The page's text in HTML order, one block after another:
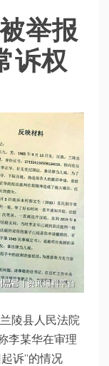
举报
诉权
陵县人民法院
李某华在审理
诉”的情况